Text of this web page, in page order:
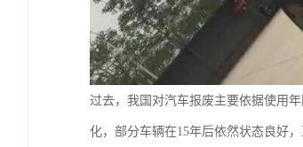
过去，我国对汽车报废主要依据使用
化，部分车辆在15年后依然状态良好